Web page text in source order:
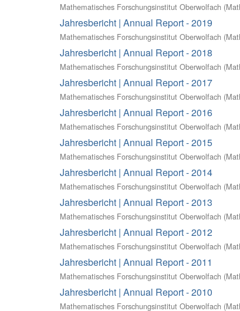
Mathematisches Forschungsinstitut Oberwolfach (
Jahresbericht | Annual Report - 2019
Mathematisches Forschungsinstitut Oberwolfach (
Jahresbericht | Annual Report - 2018
Mathematisches Forschungsinstitut Oberwolfach (
Jahresbericht | Annual Report - 2017
Mathematisches Forschungsinstitut Oberwolfach (
Jahresbericht | Annual Report - 2016
Mathematisches Forschungsinstitut Oberwolfach (
Jahresbericht | Annual Report - 2015
Mathematisches Forschungsinstitut Oberwolfach (
Jahresbericht | Annual Report - 2014
Mathematisches Forschungsinstitut Oberwolfach (
Jahresbericht | Annual Report - 2013
Mathematisches Forschungsinstitut Oberwolfach (
Jahresbericht | Annual Report - 2012
Mathematisches Forschungsinstitut Oberwolfach (
Jahresbericht | Annual Report - 2011
Mathematisches Forschungsinstitut Oberwolfach (
Jahresbericht | Annual Report - 2010
Mathematisches Forschungsinstitut Oberwolfach (